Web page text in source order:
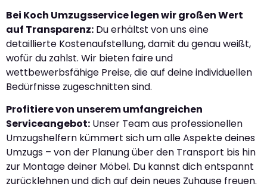
Bei Koch Umzugsservice legen wir großen Wert
auf Transparenz: Du erhältst von uns eine
detaillierte Kostenaufstellung, damit du genau weißt,
wofür du zahlst. Wir bieten faire und
wettbewerbsfähige Preise, die auf deine individuellen
Bedürfnisse zugeschnitten sind.
Profitiere von unserem umfangreichen
Serviceangebot: Unser Team aus professionellen
Umzugshelfern kümmert sich um alle Aspekte deines
Umzugs – von der Planung über den Transport bis hin
zur Montage deiner Möbel. Du kannst dich entspannt
zurücklehnen und dich auf dein neues Zuhause freuen.